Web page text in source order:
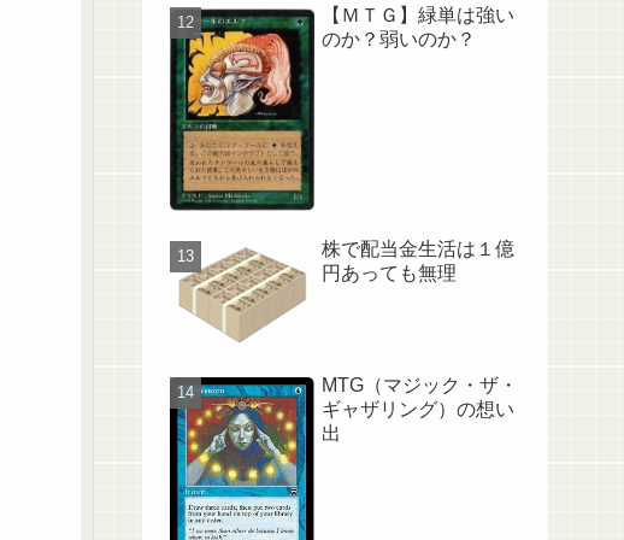
【ＭＴＧ】緑単は強い
のか？弱いのか？
株で配当金生活は１億
円あっても無理
MTG（マジック・ザ・
ギャザリング）の想い
出